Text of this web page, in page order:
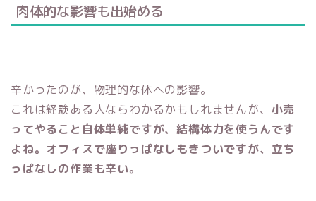
肉体的な影響も出始める
辛かったのが、物理的な体への影響。
これは経験ある人ならわかるかもしれませんが、 小売
ってやること自体単純ですが、結構体力を使うんです
よね。オフィスで座りっぱなしもきついですが、立ち
っぱなしの作業も辛い。